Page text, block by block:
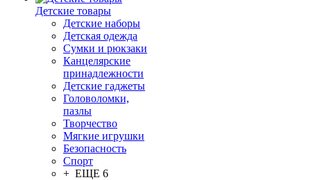
Детские товары
Детские наборы
Детская одежда
Сумки и рюкзаки
Канцелярские
принадлежности
Детские гаджеты
Головоломки,
пазлы
Творчество
Мягкие игрушки
Безопасность
Спорт
+ ЕЩЕ 6